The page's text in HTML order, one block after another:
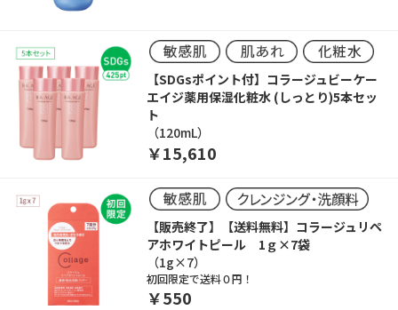
【SDGsポイント付】コラージュビーケー
エイジ薬用保湿化粧水 (しっとり)5本セッ
ト
（120mL）
￥15,610
【販売終了】【送料無料】コラージュリペ
アホワイトピール 1ｇ×7袋
（1g×7）
初回限定で送料０円！
￥550